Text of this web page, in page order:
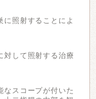
照射することによ
対して照射する治療
なスコープが付いた